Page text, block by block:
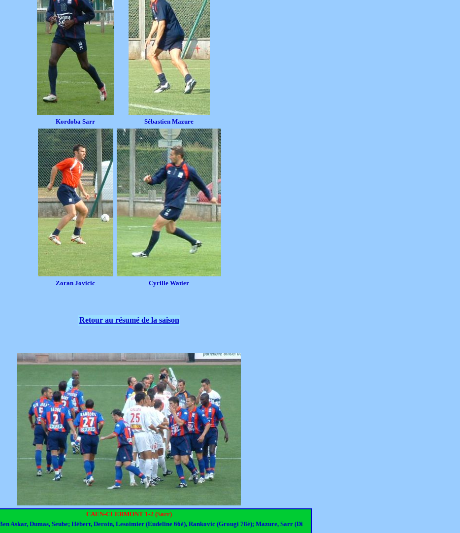
Kordoba Sarr Sébastien Mazure
Zoran Jovicic Cyrille Watier
Retour au résumé de la saison
CAEN-CLERMONT 1-2 (Sarr)
Askar, Dumas, Seube; Hébert, Deroin, Lesoimier (Eudeline 66è), Rankovic (Grougi 78è); Mazure, Sarr (Di